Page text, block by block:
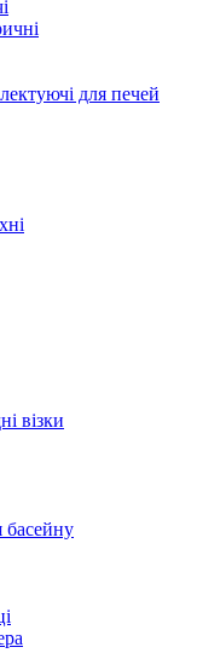
для печей
візки
басейну